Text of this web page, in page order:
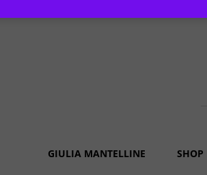
GIULIA MANTELLINE SHOP